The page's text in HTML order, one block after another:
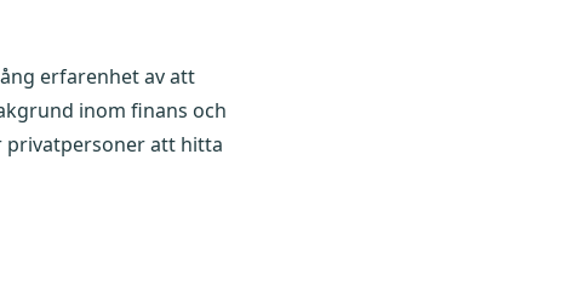
erfarenhet av att
inom finans och
privatpersoner att hitta